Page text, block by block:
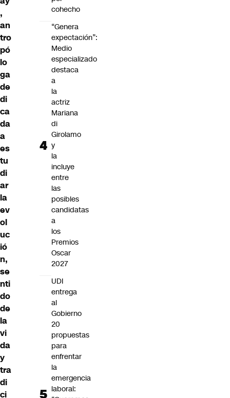
,
an
tro
pó
lo
ga
de
di
ca
da
a
es
tu
di
ar
la
ev
ol
uc
ió
n,
se
nti
do
de
la
vi
da
y
tra
di
ci
cohecho
“Genera
expectación”:
Medio
especializado
destaca
a
la
actriz
Mariana
di
Girolamo
y
la
incluye
entre
las
posibles
candidatas
a
los
Premios
Oscar
2027
UDI
entrega
al
Gobierno
20
propuestas
para
enfrentar
la
emergencia
laboral: